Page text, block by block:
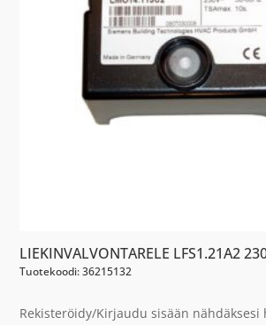
LIEKINVALVONTARELE LFS1.21A2
Tuotekoodi: 36215132
Rekisteröidy/Kirjaudu sisään nähdäksesi